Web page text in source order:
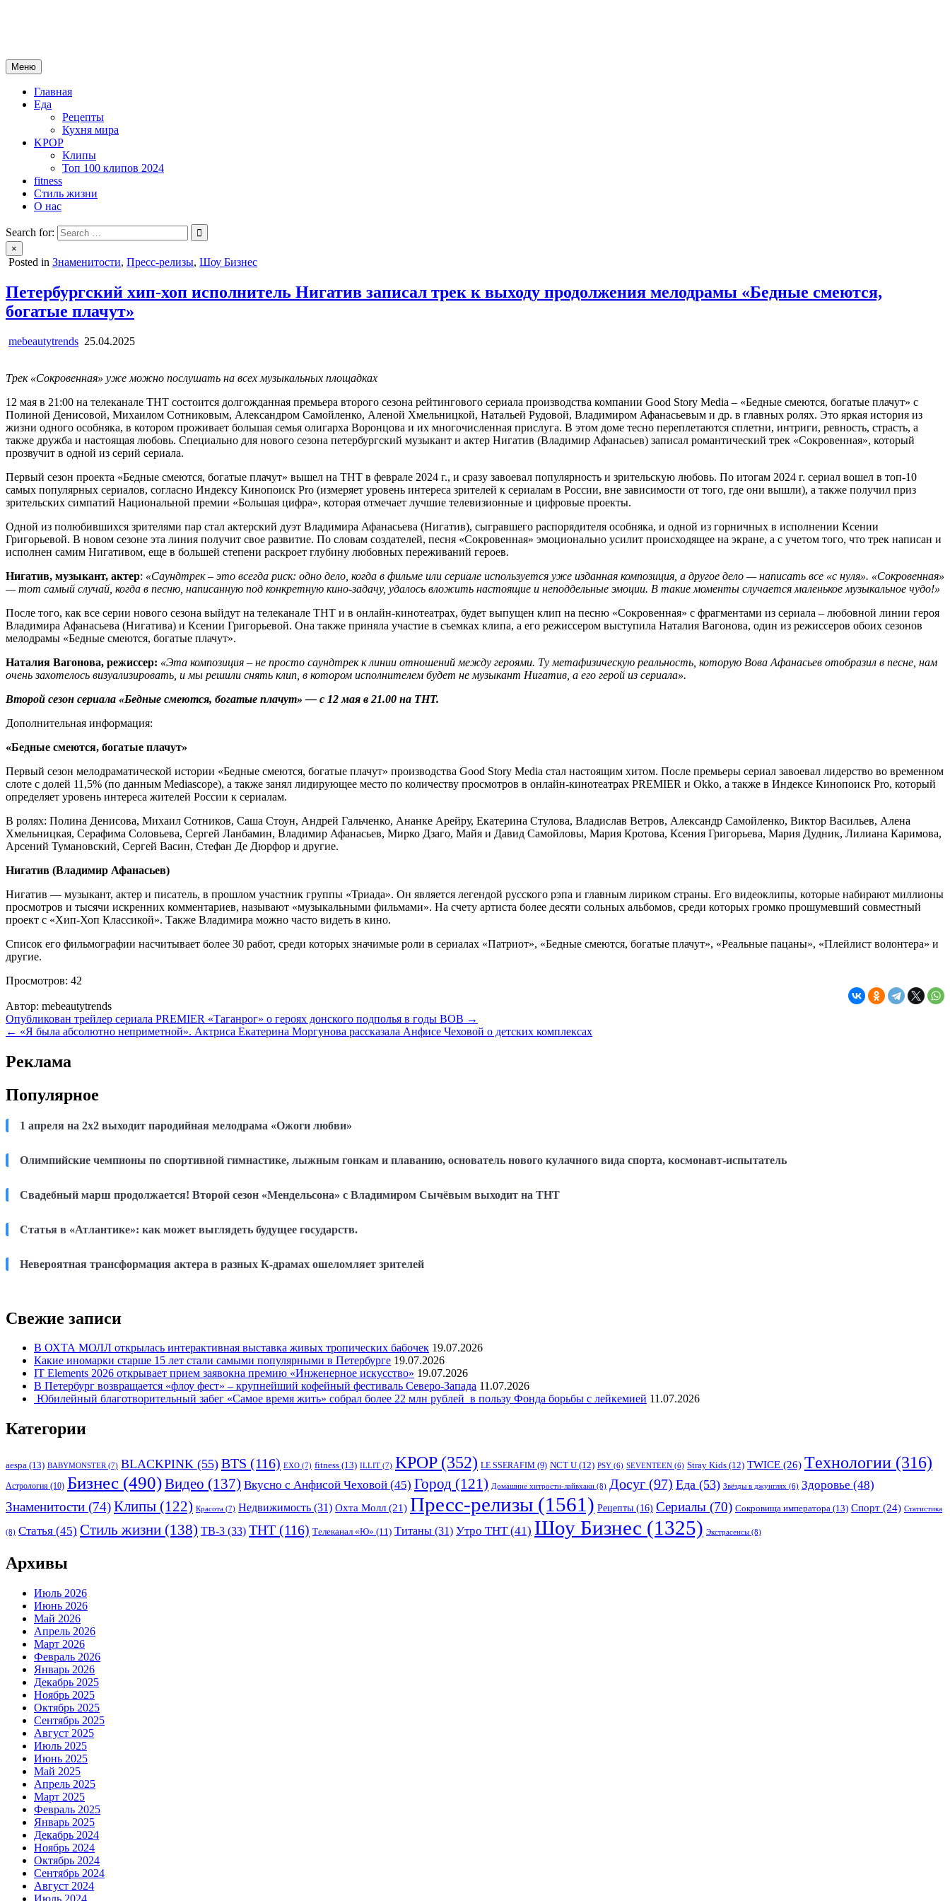
Меню
Главная
Еда
Рецепты
Кухня мира
KPOP
Клипы
Топ 100 клипов 2024
fitness
Стиль жизни
О нас
Search for:
×
Posted in Знаменитости, Пресс-релизы, Шоу Бизнес
Петербургский хип-хоп исполнитель Нигатив записал трек к выходу продолжения мелодрамы «Бедные смеются,
богатые плачут»
mebeautytrends 25.04.2025
Трек «Сокровенная» уже можно послушать на всех музыкальных площадках
12 мая в 21:00 на телеканале ТНТ состоится долгожданная премьера второго сезона рейтингового сериала производства компании Good Story Media – «Бедные смеются, богатые плачут» с
Полиной Денисовой, Михаилом Сотниковым, Александром Самойленко, Аленой Хмельницкой, Натальей Рудовой, Владимиром Афанасьевым и др. в главных ролях. Это яркая история из
жизни одного особняка, в котором проживает большая семья олигарха Воронцова и их многочисленная прислуга. В этом доме тесно переплетаются сплетни, интриги, ревность, страсть, а
также дружба и настоящая любовь. Специально для нового сезона петербургский музыкант и актер Нигатив (Владимир Афанасьев) записал романтический трек «Сокровенная», который
прозвучит в одной из серий сериала.
Первый сезон проекта «Бедные смеются, богатые плачут» вышел на ТНТ в феврале 2024 г., и сразу завоевал популярность и зрительскую любовь. По итогам 2024 г. сериал вошел в топ-10
самых популярных сериалов, согласно Индексу Кинопоиск Pro (измеряет уровень интереса зрителей к сериалам в России, вне зависимости от того, где они вышли), а также получил приз
зрительских симпатий Национальной премии «Большая цифра», которая отмечает лучшие телевизионные и цифровые проекты.
Одной из полюбившихся зрителями пар стал актерский дуэт Владимира Афанасьева (Нигатив), сыгравшего распорядителя особняка, и одной из горничных в исполнении Ксении
Григорьевой. В новом сезоне эта линия получит свое развитие. По словам создателей, песня «Сокровенная» эмоционально усилит происходящее на экране, а с учетом того, что трек написан и
исполнен самим Нигативом, еще в большей степени раскроет глубину любовных переживаний героев.
Нигатив, музыкант, актер: «Саундтрек – это всегда риск: одно дело, когда в фильме или сериале используется уже изданная композиция, а другое дело — написать все «с нуля». «Сокровенная»
— тот самый случай, когда в песню, написанную под конкретную кино-задачу, удалось вложить настоящие и неподдельные эмоции. В такие моменты случается маленькое музыкальное чудо!»
После того, как все серии нового сезона выйдут на телеканале ТНТ и в онлайн-кинотеатрах, будет выпущен клип на песню «Сокровенная» с фрагментами из сериала – любовной линии героя
Владимира Афанасьева (Нигатива) и Ксении Григорьевой. Она также приняла участие в съемках клипа, а его режиссером выступила Наталия Вагонова, один из режиссеров обоих сезонов
мелодрамы «Бедные смеются, богатые плачут».
Наталия Вагонова, режиссер: «Эта композиция – не просто саундтрек к линии отношений между героями. Ту метафизическую реальность, которую Вова Афанасьев отобразил в песне, нам
очень захотелось визуализировать, и мы решили снять клип, в котором исполнителем будет не музыкант Нигатив, а его герой из сериала».
Второй сезон сериала «Бедные смеются, богатые плачут» — с 12 мая в 21.00 на ТНТ.
Дополнительная информация:
«Бедные смеются, богатые плачут»
Первый сезон мелодраматической истории «Бедные смеются, богатые плачут» производства Good Story Media стал настоящим хитом. После премьеры сериал завоевал лидерство во временном
слоте с долей 11,5% (по данным Mediascope), а также занял лидирующее место по количеству просмотров в онлайн-кинотеатрах PREMIER и Okko, а также в Индексе Кинопоиск Pro, который
определяет уровень интереса жителей России к сериалам.
В ролях: Полина Денисова, Михаил Сотников, Саша Стоун, Андрей Гальченко, Ананке Арейру, Екатерина Стулова, Владислав Ветров, Александр Самойленко, Виктор Васильев, Алена
Хмельницкая, Серафима Соловьева, Сергей Ланбамин, Владимир Афанасьев, Мирко Дзаго, Майя и Давид Самойловы, Мария Кротова, Ксения Григорьева, Мария Дудник, Лилиана Каримова,
Арсений Тумановский, Сергей Васин, Стефан Де Дюрфор и другие.
Нигатив (Владимир Афанасьев)
Нигатив — музыкант, актер и писатель, в прошлом участник группы «Триада». Он является легендой русского рэпа и главным лириком страны. Его видеоклипы, которые набирают миллионы
просмотров и тысячи искренних комментариев, называют «музыкальными фильмами». На счету артиста более десяти сольных альбомов, среди которых громко прошумевший совместный
проект с «Хип-Хоп Классикой». Также Владимира можно часто видеть в кино.
Список его фильмографии насчитывает более 30 работ, среди которых значимые роли в сериалах «Патриот», «Бедные смеются, богатые плачут», «Реальные пацаны», «Плейлист волонтера» и
другие.
Просмотров: 42
Автор: mebeautytrends
Навигация
по
записям
Опубликован трейлер сериала PREMIER «Таганрог» о героях донского подполья в годы ВОВ →
← «Я была абсолютно неприметной». Актриса Екатерина Моргунова рассказала Анфисе Чеховой о детских комплексах
Реклама
Популярное
1 апреля на 2х2 выходит пародийная мелодрама «Ожоги любви»
Олимпийские чемпионы по спортивной гимнастике, лыжным гонкам и плаванию, основатель нового кулачного вида спорта, космонавт-испытатель
Свадебный марш продолжается! Второй сезон «Мендельсона» с Владимиром Сычёвым выходит на ТНТ
Статья в «Атлантике»: как может выглядеть будущее государств.
Невероятная трансформация актера в разных К-драмах ошеломляет зрителей
Свежие записи
В ОХТА МОЛЛ открылась интерактивная выставка живых тропических бабочек 19.07.2026
Какие иномарки старше 15 лет стали самыми популярными в Петербурге 19.07.2026
IT Elements 2026 открывает прием заявокна премию «Инженерное искусство» 19.07.2026
В Петербург возвращается «флоу фест» – крупнейший кофейный фестиваль Северо-Запада 11.07.2026
Юбилейный благотворительный забег «Самое время жить» собрал более 22 млн рублей в пользу Фонда борьбы с лейкемией 11.07.2026
Категории
aespa (13) BABYMONSTER (7) BLACKPINK (55) BTS (116) EXO (7) fitness (13) ILLIT (7) KPOP(352) LE SSERAFIM (9) NCT U (12) PSY (6) SEVENTEEN (6) Stray Kids (12) TWICE (26) Tехнологии (316)
Астрология (10) Бизнес (490)Видео (137) Вкусно с Анфисой Чеховой (45) Город (121) Домашние хитрости-лайвхаки (8) Досуг (97) Еда (53) Звёзды в джунглях (6) Здоровье (48)
Знаменитости (74)Клипы (122) Красота (7) Недвижимость (31) Охта Молл (21) Пресс-релизы (1561) Рецепты (16) Сериалы (70) Сокровища императора (13) Спорт (24) Статистика
(8) Статья (45) Стиль жизни (138) ТВ-3 (33) ТНТ (116) Телеканал «Ю» (11) Титаны (31) Утро ТНТ(41) Шоу Бизнес (1325) Экстрасенсы (8)
Архивы
Июль 2026
Июнь 2026
Май 2026
Апрель 2026
Март 2026
Февраль 2026
Январь 2026
Декабрь 2025
Ноябрь 2025
Октябрь 2025
Сентябрь 2025
Август 2025
Июль 2025
Июнь 2025
Май 2025
Апрель 2025
Март 2025
Февраль 2025
Январь 2025
Декабрь 2024
Ноябрь 2024
Октябрь 2024
Сентябрь 2024
Август 2024
Июль 2024